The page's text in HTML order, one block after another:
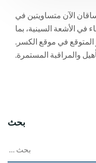
الآن متساويتين في
الأشعة السينية، بما
في موقع الكسر.
والمراقبة المستمرة.
بحث